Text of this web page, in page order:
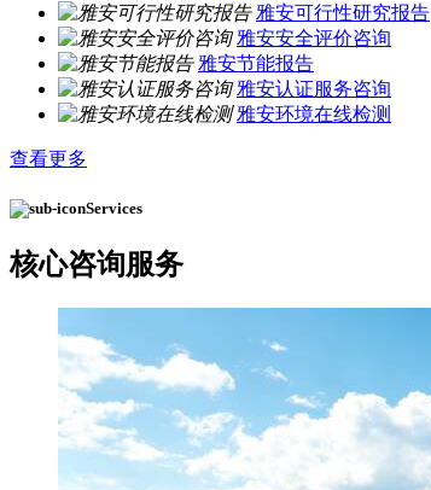
雅安可行性研究报告
雅安安全评价咨询
雅安节能报告
雅安认证服务咨询
雅安环境在线检测
查看更多
Services
核心咨询服务